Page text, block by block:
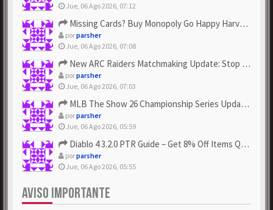
Jue, 06 Ago 2026, 07:12
Missing Cards? Buy Monopoly Go Happy Harvest with Looney Tun...
porparsher
Jue, 06 Ago 2026, 07:08
New ARC Raiders Matchmaking Update: Stop Failed - Grab Bluep...
porparsher
Jue, 06 Ago 2026, 07:03
MLB The Show 26 Championship Series Update! Get Cheap & ...
porparsher
Jue, 06 Ago 2026, 05:59
Diablo 4 3.2.0 PTR Guide – Get 8% Off Items Quickly to Test ...
porparsher
Jue, 06 Ago 2026, 05:55
AVISO IMPORTANTE